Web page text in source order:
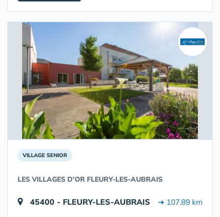
VILLAGE SENIOR
LES VILLAGES D'OR FLEURY-LES-AUBRAIS
45400 - FLEURY-LES-AUBRAIS ➔ 107.89 km